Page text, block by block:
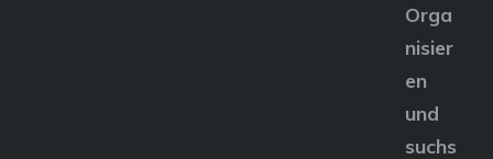
Orga
nisier
en
und
suchs